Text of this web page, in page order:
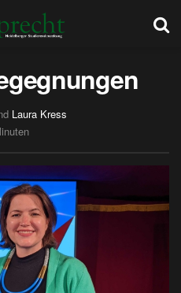
Laura Kress